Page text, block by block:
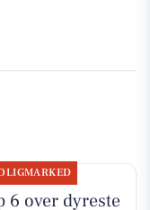
6 over dyreste